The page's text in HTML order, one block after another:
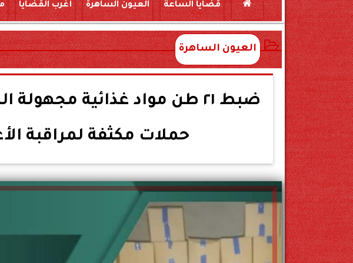
قضايا الساعة العيون الساهرة أغرب القضايا
العيون الساهرة
ضبط ٢١ طن مواد غذائية
حملات مكثفة لمراقبة